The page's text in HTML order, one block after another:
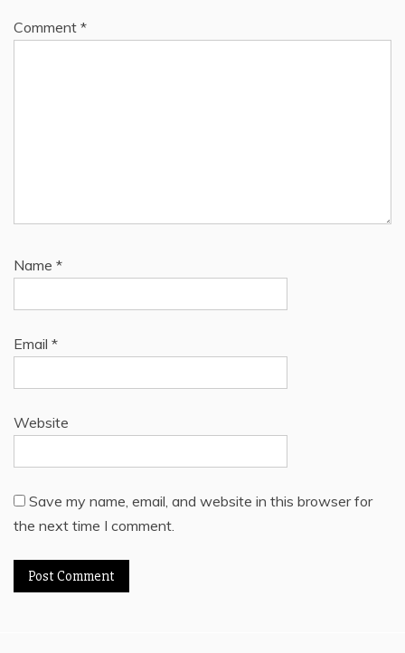
Comment *
Name *
Email *
Website
Save my name, email, and website in this browser for
the next time I comment.